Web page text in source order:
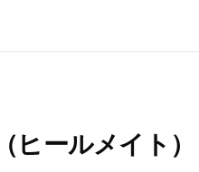
ヒールメイト）